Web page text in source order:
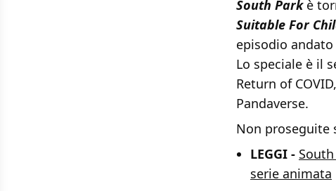
South Parkè
Suitable For
episodio
Lo speciale è il
Return of
Pandaverse.
Non proseguite
LEGGI -
serie animata